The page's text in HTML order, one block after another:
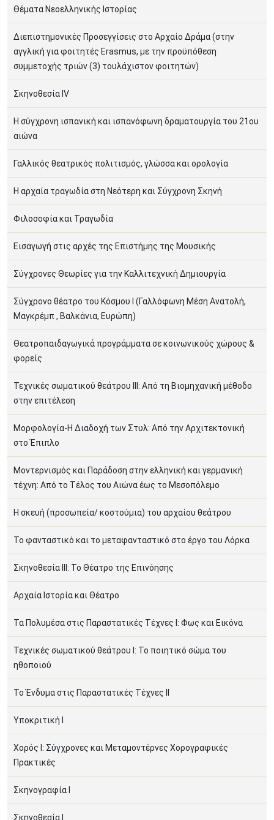
Θέματα Νεοελληνικής Ιστορίας
Διεπιστημονικές Προσεγγίσεις στο Αρχαίο Δράμα (στην
αγγλική για φοιτητές Erasmus, με την προϋπόθεση
συμμετοχής τριών (3) τουλάχιστον φοιτητών)
Σκηνοθεσία IV
Η σύγχρονη ισπανική και ισπανόφωνη δραματουργία του 21ου
αιώνα
Γαλλικός θεατρικός πολιτισμός, γλώσσα και ορολογία
Η αρχαία τραγωδία στη Νεότερη και Σύγχρονη Σκηνή
Φιλοσοφία και Τραγωδία
Εισαγωγή στις αρχές της Επιστήμης της Μουσικής
Σύγχρονες Θεωρίες για την Καλλιτεχνική Δημιουργία
Σύγχρονο θέατρο του Κόσμου Ι (Γαλλόφωνη Μέση Ανατολή,
Μαγκρέμπ , Βαλκάνια, Ευρώπη)
Θεατροπαιδαγωγικά προγράμματα σε κοινωνικούς χώρους &
φορείς
Τεχνικές σωματικού θεάτρου ΙΙΙ: Από τη Βιομηχανική μέθοδο
στην επιτέλεση
Μορφολογία-Η Διαδοχή των Στυλ: Από την Αρχιτεκτονική
στο Έπιπλο
Μοντερνισμός και Παράδοση στην ελληνική και γερμανική
τέχνη: Από το Τέλος του Αιώνα έως το Μεσοπόλεμο
Η σκευή (προσωπεία/ κοστούμια) του αρχαίου θεάτρου
Το φανταστικό και το μεταφανταστικό στο έργο του Λόρκα
Σκηνοθεσία ΙΙΙ: Το Θέατρο της Επινόησης
Αρχαία Ιστορία και Θέατρο
Τα Πολυμέσα στις Παραστατικές Τέχνες Ι: Φως και Εικόνα
Τεχνικές σωματικού θεάτρου Ι: Το ποιητικό σώμα του
ηθοποιού
Το Ένδυμα στις Παραστατικές Τέχνες ΙΙ
Υποκριτική Ι
Χορός Ι: Σύγχρονες και Μεταμοντέρνες Χορογραφικές
Πρακτικές
Σκηνογραφία Ι
Σκηνοθεσία Ι